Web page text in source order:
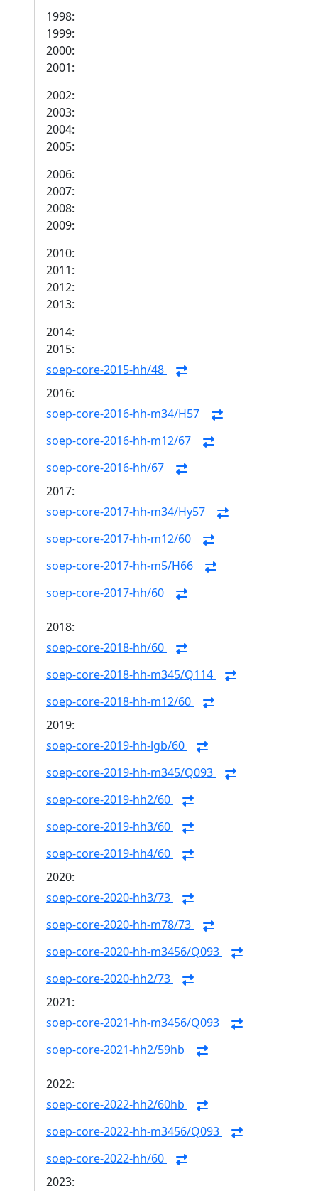
1998:
1999:
2000:
2001:
2002:
2003:
2004:
2005:
2006:
2007:
2008:
2009:
2010:
2011:
2012:
2013:
2014:
2015:
soep-core-2015-hh/48
2016:
soep-core-2016-hh-m34/H57
soep-core-2016-hh-m12/67
soep-core-2016-hh/67
2017:
soep-core-2017-hh-m34/Hy57
soep-core-2017-hh-m12/60
soep-core-2017-hh-m5/H66
soep-core-2017-hh/60
2018:
soep-core-2018-hh/60
soep-core-2018-hh-m345/Q114
soep-core-2018-hh-m12/60
2019:
soep-core-2019-hh-lgb/60
soep-core-2019-hh-m345/Q093
soep-core-2019-hh2/60
soep-core-2019-hh3/60
soep-core-2019-hh4/60
2020:
soep-core-2020-hh3/73
soep-core-2020-hh-m78/73
soep-core-2020-hh-m3456/Q093
soep-core-2020-hh2/73
2021:
soep-core-2021-hh-m3456/Q093
soep-core-2021-hh2/59hb
2022:
soep-core-2022-hh2/60hb
soep-core-2022-hh-m3456/Q093
soep-core-2022-hh/60
2023: